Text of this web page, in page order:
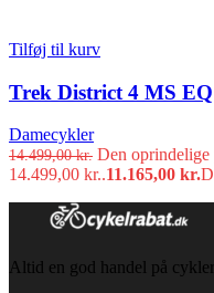
Tilføj til kurv
Trek District 4 MS EQ
Damecykler
14.499,00kr. Den oprindelige
14.499,00 kr..11.165,00 kr.
Altid en god handel på